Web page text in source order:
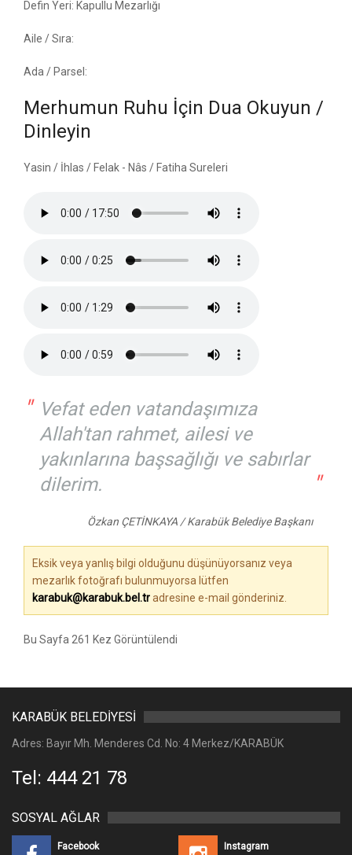
Defin Yeri: Kapullu Mezarlığı
Aile / Sıra:
Ada / Parsel:
Merhumun Ruhu İçin Dua Okuyun /
Dinleyin
Yasin / İhlas / Felak - Nâs / Fatiha Sureleri
" Vefat eden vatandaşımıza
Allah'tan rahmet, ailesi ve
yakınlarına başsağlığı ve sabırlar
dilerim.
"
Özkan ÇETİNKAYA / Karabük Belediye Başkanı
Eksik veya yanlış bilgi olduğunu düşünüyorsanız veya
mezarlık fotoğrafı bulunmuyorsa lütfen
karabuk@karabuk.bel.tradresine e-mail gönderiniz.
Bu Sayfa 261 Kez Görüntülendi
KARABÜK BELEDİYESİ
Adres: Bayır Mh. Menderes Cd. No: 4 Merkez/KARABÜK
Tel: 444 21 78
SOSYAL AĞLAR
Facebook Instagram